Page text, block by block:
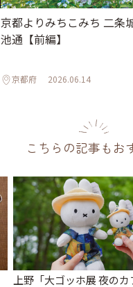
京都よりみちこみち 二条
池通【前編】
京都府 2026.06.14
こちらの記事もお
上野「大ゴッホ展 夜のカ